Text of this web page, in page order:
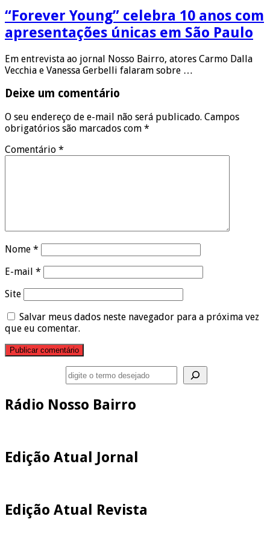
“Forever Young” celebra 10 anos com
apresentações únicas em São Paulo
Em entrevista ao jornal Nosso Bairro, atores Carmo Dalla
Vecchia e Vanessa Gerbelli falaram sobre …
Deixe um comentário
O seu endereço de e-mail não será publicado. Campos
obrigatórios são marcados com *
Comentário *
Nome *
E-mail *
Site
Salvar meus dados neste navegador para a próxima vez
que eu comentar.
Rádio Nosso Bairro
Edição Atual Jornal
Edição Atual Revista